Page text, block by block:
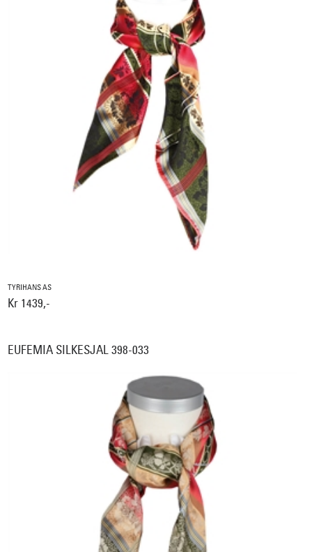
TYRIHANS AS
Kr 1439,-
EUFEMIA SILKESJAL 398-033